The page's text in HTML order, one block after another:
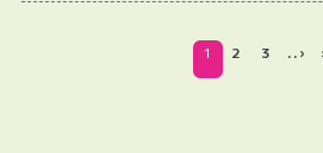
1 2 3 ..›